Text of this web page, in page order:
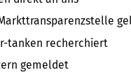
tanken recherchiert
gemeldet